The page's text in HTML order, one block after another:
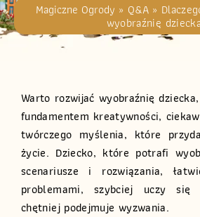
Magiczne Ogrody » Q&A»
wyobraźnię
Warto rozwijać wyobraźnię
fundamentem kreatywności,
twórczego myślenia, które
życie. Dziecko, które potrafi
scenariusze i rozwiązania,
problemami, szybciej uczy
chętniej podejmuje wyzwania.